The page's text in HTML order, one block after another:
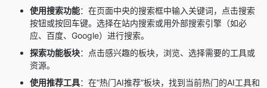
使用搜索功能：在页面中央的搜索框中输入关键词，点击搜索
按钮或按回车键。选择在站内搜索或用外部搜索引擎（如必
应、百度、Google）进行搜索。
探索功能板块：点击感兴趣的板块，浏览、选择需要的工具或
资源。
使用推荐工具：在“热门AI推荐”板块，找到当前热门的AI工具和